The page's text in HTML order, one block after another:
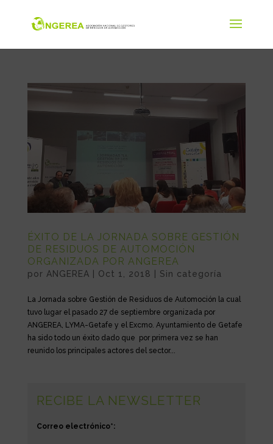
ÉXITO DE LA JORNADA SOBRE GESTIÓN
DE RESIDUOS DE AUTOMOCIÓN
ORGANIZADA POR ANGEREA
por ANGEREA Oct 1, 2018 Sin categoría
La Jornada sobre Gestión de Residuos de Automoción la cual
tuvo lugar el pasado 27 de septiembre organizada por
ANGEREA, LYMA-Getafe y el Excmo. Ayuntamiento de Getafe
ha sido todo un éxito dado que por primera vez se han
reunido los principales actores del sector...
RECIBE LA NEWSLETTER
Correo electrónico*: